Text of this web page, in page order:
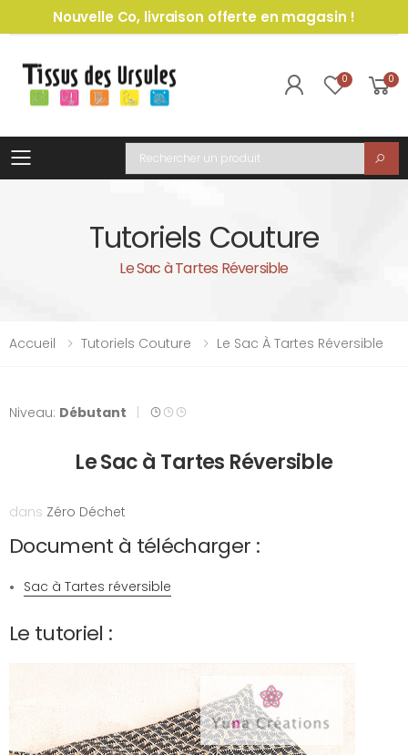
Nouvelle Co, livraison offerte en magasin !
0 0
Toggle mobile menu
Recherche
Tutoriels Couture
Le Sac à Tartes Réversible
Accueil Tutoriels Couture Le Sac À Tartes Réversible
Niveau: Débutant
Le Sac à Tartes Réversible
dans Zéro Déchet
Document à télécharger :
Sac à Tartes réversible
Le tutoriel :